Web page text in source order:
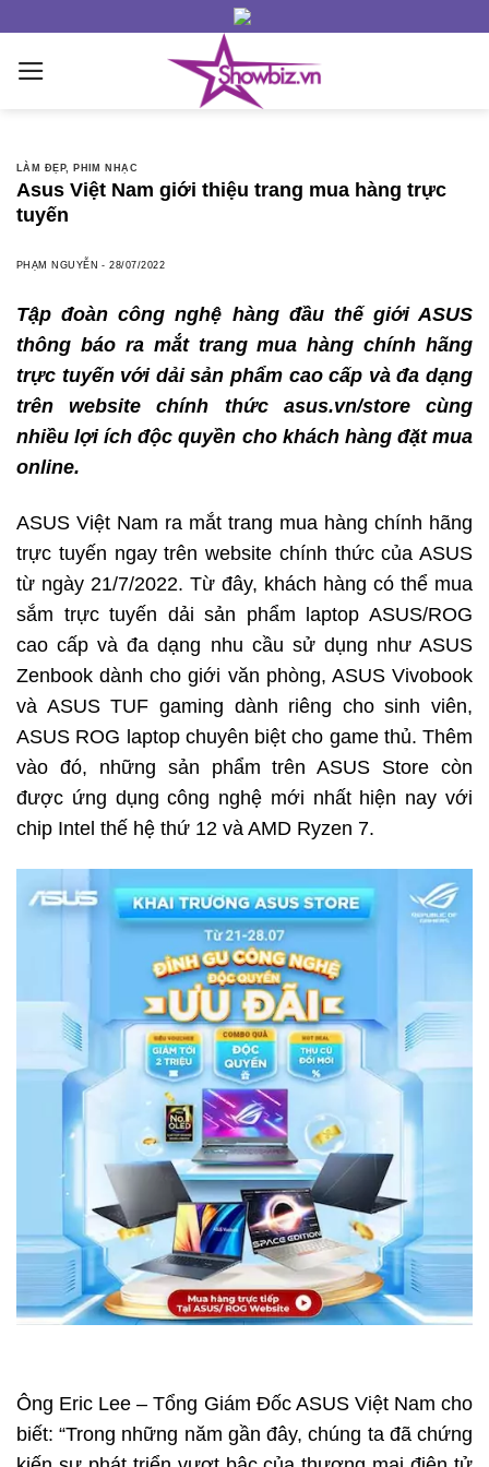
content
LÀM ĐẸP, PHIM NHẠC
Asus Việt Nam giới thiệu trang mua hàng trực
tuyến
PHẠM NGUYỄN -28/07/2022
Tập đoàn công nghệ hàng đầu thế giới ASUS
thông báo ra mắt trang mua hàng chính hãng
trực tuyến với dải sản phẩm cao cấp và đa dạng
trên website chính thức asus.vn/store cùng
nhiều lợi ích độc quyền cho khách hàng đặt mua
online.
ASUS Việt Nam ra mắt trang mua hàng chính hãng
trực tuyến ngay trên website chính thức của ASUS
từ ngày 21/7/2022. Từ đây, khách hàng có thể mua
sắm trực tuyến dải sản phẩm laptop ASUS/ROG
cao cấp và đa dạng nhu cầu sử dụng như ASUS
Zenbook dành cho giới văn phòng, ASUS Vivobook
và ASUS TUF gaming dành riêng cho sinh viên,
ASUS ROG laptop chuyên biệt cho game thủ. Thêm
vào đó, những sản phẩm trên ASUS Store còn
được ứng dụng công nghệ mới nhất hiện nay với
chip Intel thế hệ thứ 12 và AMD Ryzen 7.
Ông Eric Lee – Tổng Giám Đốc ASUS Việt Nam cho
biết: “Trong những năm gần đây, chúng ta đã chứng